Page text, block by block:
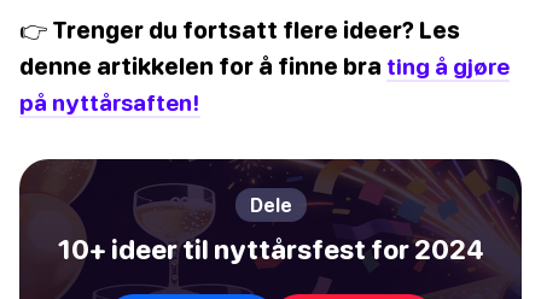
👉 Trenger du fortsatt flere ideer? Les
denne artikkelen for å finne bra ting å gjøre
på nyttårsaften!
Dele
10+ ideer til nyttårsfest for 2024